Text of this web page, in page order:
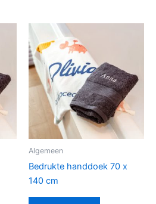
Algemeen
Bedrukte handdoek 70 x
140 cm